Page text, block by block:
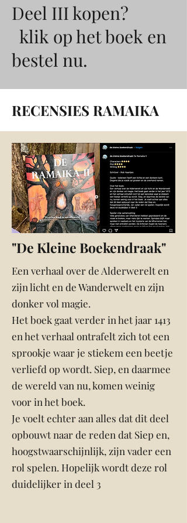
Deel III kopen?
klik op het boek en
bestel nu.
RECENSIES RAMAIKA
"De Kleine Boekendraak"
Een verhaal over de Alderwerelt en
zijn licht en de Wanderwelt en zijn
donker vol magie.
Het boek gaat verder in het jaar 1413
en het verhaal ontrafelt zich tot een
sprookje waar je stiekem een beetje
verliefd op wordt. Siep, en daarmee
de wereld van nu, komen weinig
voor in het boek.
Je voelt echter aan alles dat dit deel
opbouwt naar de reden dat Siep en,
hoogstwaarschijnlijk, zijn vader een
rol spelen. Hopelijk wordt deze rol
duidelijker in deel 3